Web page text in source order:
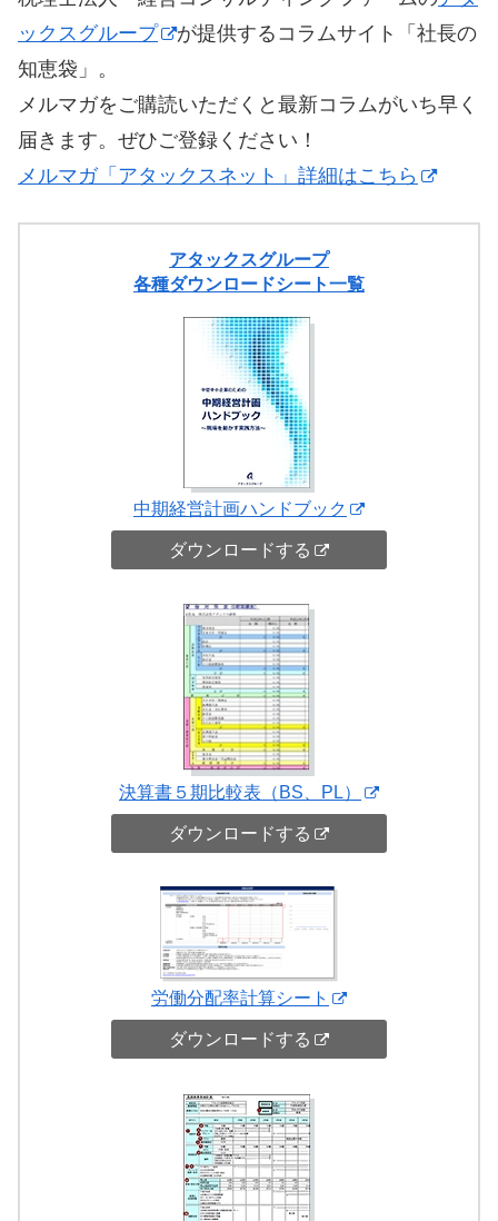
ックスグループ
が提供するコラムサイト「社長の
知恵袋」。
メルマガをご購読いただくと最新コラムがいち早く
届きます。ぜひご登録ください！
メルマガ「アタックスネット」詳細はこちら
アタックスグループ
各種ダウンロードシート一覧
中期経営計画ハンドブック
ダウンロードする
決算書５期比較表（BS、PL）
ダウンロードする
労働分配率計算シート
ダウンロードする